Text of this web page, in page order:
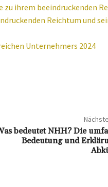
zu ihrem beeindruckenden
Reichtum und
Unternehmers 2024
bedeutet NHH? Die
Bedeutung und